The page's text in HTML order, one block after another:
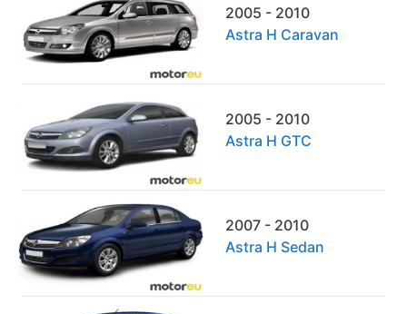
2005 - 2010
Astra H Caravan
2005 - 2010
Astra H GTC
2007 - 2010
Astra H Sedan